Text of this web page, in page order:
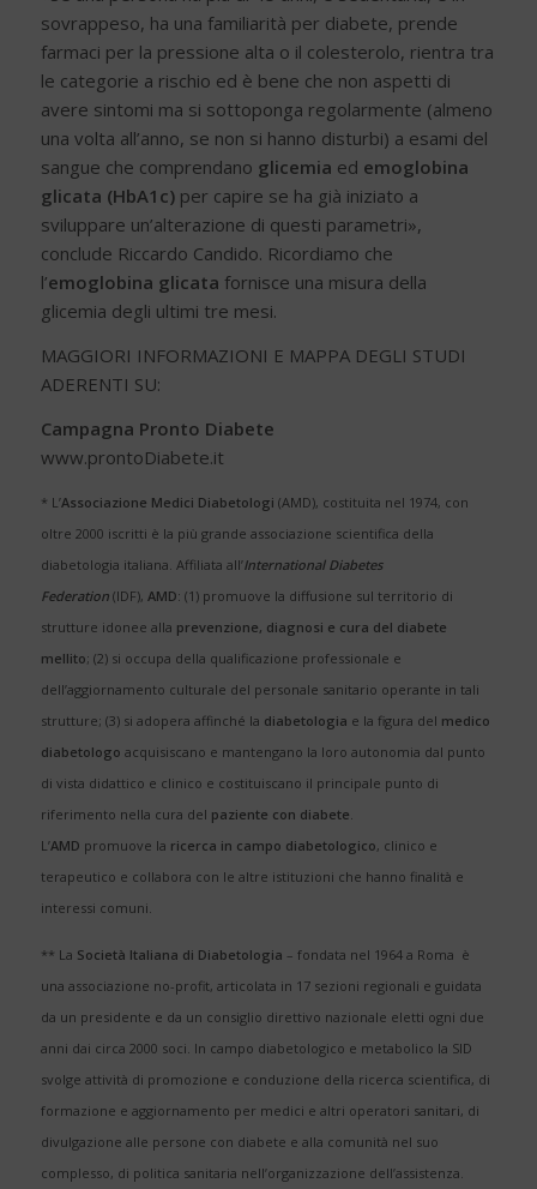
sovrappeso, ha una familiarità per diabete, prende
farmaci per la pressione alta o il colesterolo, rientra tra
le categorie a rischio ed è bene che non aspetti di
avere sintomi ma si sottoponga regolarmente (almeno
una volta all’anno, se non si hanno disturbi) a esami del
sangue che comprendano glicemia ed emoglobina
glicata (HbA1c)per capire se ha già iniziato a
sviluppare un’alterazione di questi parametri»,
conclude Riccardo Candido. Ricordiamo che
l’emoglobina glicata fornisce una misura della
glicemia degli ultimi tre mesi.
MAGGIORI INFORMAZIONI E MAPPA DEGLI STUDI
ADERENTI SU:
Campagna Pronto Diabete
www.prontoDiabete.it
* L’Associazione Medici Diabetologi (AMD), costituita nel 1974, con
oltre 2000 iscritti è la più grande associazione scientifica della
diabetologia italiana. Affiliata all’International Diabetes
Federation (IDF), AMD: (1) promuove la diffusione sul territorio di
strutture idonee alla prevenzione, diagnosi e cura del diabete
mellito; (2) si occupa della qualificazione professionale e
dell’aggiornamento culturale del personale sanitario operante in tali
strutture; (3) si adopera affinché la diabetologia e la figura del medico
diabetologo acquisiscano e mantengano la loro autonomia dal punto
di vista didattico e clinico e costituiscano il principale punto di
riferimento nella cura del paziente con diabete.
L’AMD promuove la ricerca in campo diabetologico, clinico e
terapeutico e collabora con le altre istituzioni che hanno finalità e
interessi comuni.
** La Società Italiana di Diabetologia – fondata nel 1964 a Roma è
una associazione no-profit, articolata in 17 sezioni regionali e guidata
da un presidente e da un consiglio direttivo nazionale eletti ogni due
anni dai circa 2000 soci. In campo diabetologico e metabolico la SID
svolge attività di promozione e conduzione della ricerca scientifica, di
formazione e aggiornamento per medici e altri operatori sanitari, di
divulgazione alle persone con diabete e alla comunità nel suo
complesso, di politica sanitaria nell’organizzazione dell’assistenza.